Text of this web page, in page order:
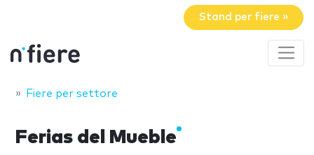
Stand per fiere »
Fiere per settore
Ferias del Mueble